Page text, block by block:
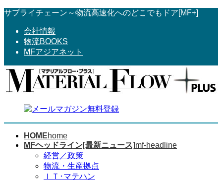
コ
へ
ス
ナ
ョ
ン
サプライチェーン～物流高速化へのどこでもドア[MF+]
会社情報
物流BOOKS
MFアジアネット
HOMEhome
MFヘッドライン[最新ニュース]mf-headline
経営／政策
物流・生産拠点
ＩＴ･マテハン